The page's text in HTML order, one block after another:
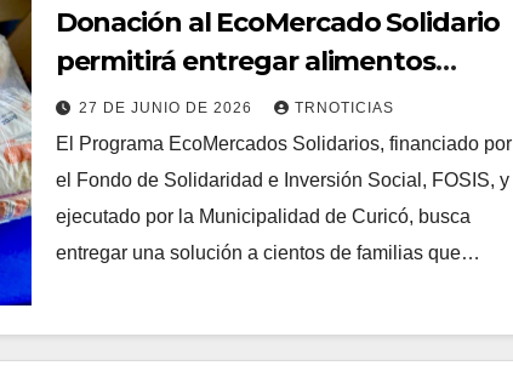
Donación al EcoMercado Solidario
permitirá entregar alimentos
gratuitos a más familias de Curicó
27 DE JUNIO DE 2026 TRNOTICIAS
El Programa EcoMercados Solidarios, financiado por
el Fondo de Solidaridad e Inversión Social, FOSIS, y
ejecutado por la Municipalidad de Curicó, busca
entregar una solución a cientos de familias que…